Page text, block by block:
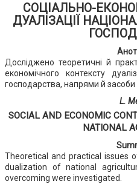
СОЦІАЛЬНО-
ДУАЛІЗАЦІЇ
Досліджено теоретичні й
економічного контексту
господарства, напрями й засоби
L.
SOCIAL AND ECONOMIC
NATIONAL
Theoretical and practical issues
dualization of national
overcoming were investigated.